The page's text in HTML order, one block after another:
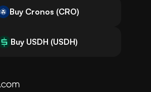
Buy Cronos (CRO)
Buy USDH (USDH)